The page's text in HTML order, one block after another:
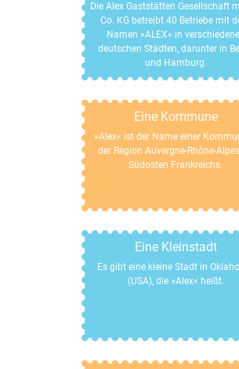
Die Alex Gaststätten Gesellschaft
Co. KG betreibt 40 Betriebe mit
Namen »ALEX« in
deutschen Städten, darunter in
und Hamburg.
Eine Kommune
»Alex« ist der Name einer
der Region Auvergne-Rhône-
Südosten Frankreichs.
Eine Kleinstadt
Es gibt eine kleine Stadt in
(USA), die »Alex« heißt.